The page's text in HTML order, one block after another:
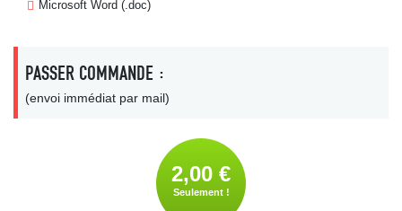
Microsoft Word (.doc)
PASSER COMMANDE :
(envoi immédiat par mail)
2,00 €
Seulement !